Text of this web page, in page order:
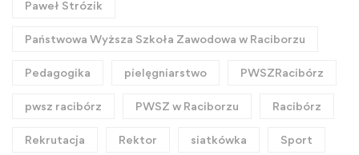
Paweł Strózik
Państwowa Wyższa Szkoła Zawodowa w Raciborzu
Pedagogika pielęgniarstwo PWSZRacibórz
pwsz racibórz PWSZ w Raciborzu Racibórz
Rekrutacja Rektor siatkówka Sport